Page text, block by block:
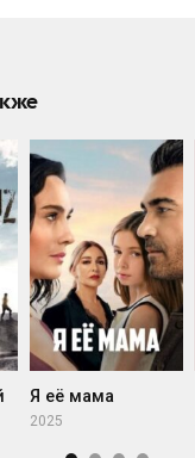
Я её мама
2025